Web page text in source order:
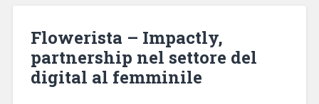
Flowerista – Impactly,
partnership nel settore del
digital al femminile